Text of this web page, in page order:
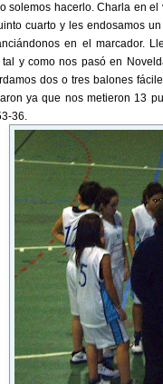
solemos hacerlo. Charla en
cuarto y les endosamos
en el marcador.
tal y como nos pasó en
dos o tres balones
ya que nos metieron 13
36.